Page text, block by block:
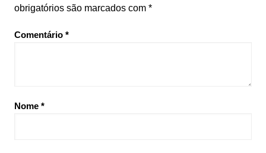
obrigatórios são marcados com *
Comentário *
Nome *